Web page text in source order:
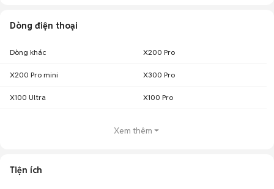
Dòng điện thoại
Dòng khác X200 Pro
X200 Pro mini X300 Pro
X100 Ultra X100 Pro
Xem thêm
Tiện ích